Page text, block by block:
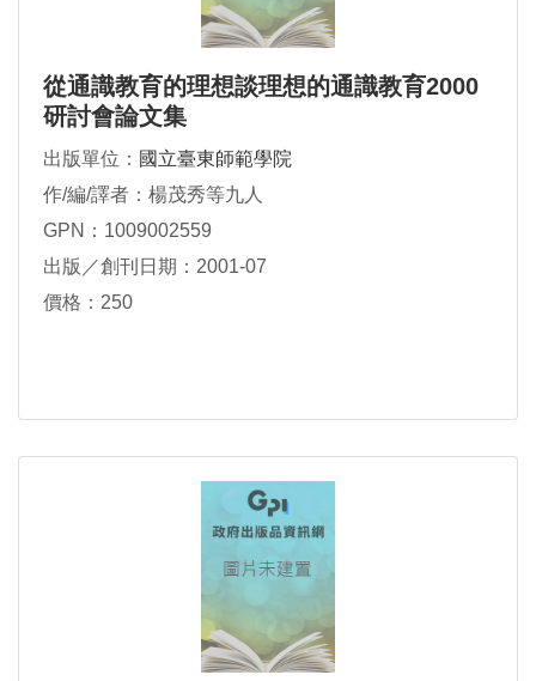
從通識教育的理想談理想的通識教育2000
研討會論文集
出版單位： 國立臺東師範學院
作/編/譯者：楊茂秀等九人
GPN：1009002559
出版／創刊日期：2001-07
價格：250